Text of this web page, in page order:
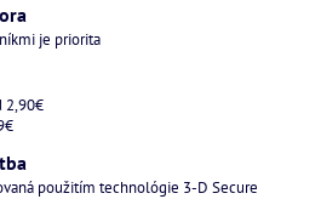
je priorita
2,90€
použitím technológie 3-D Secure